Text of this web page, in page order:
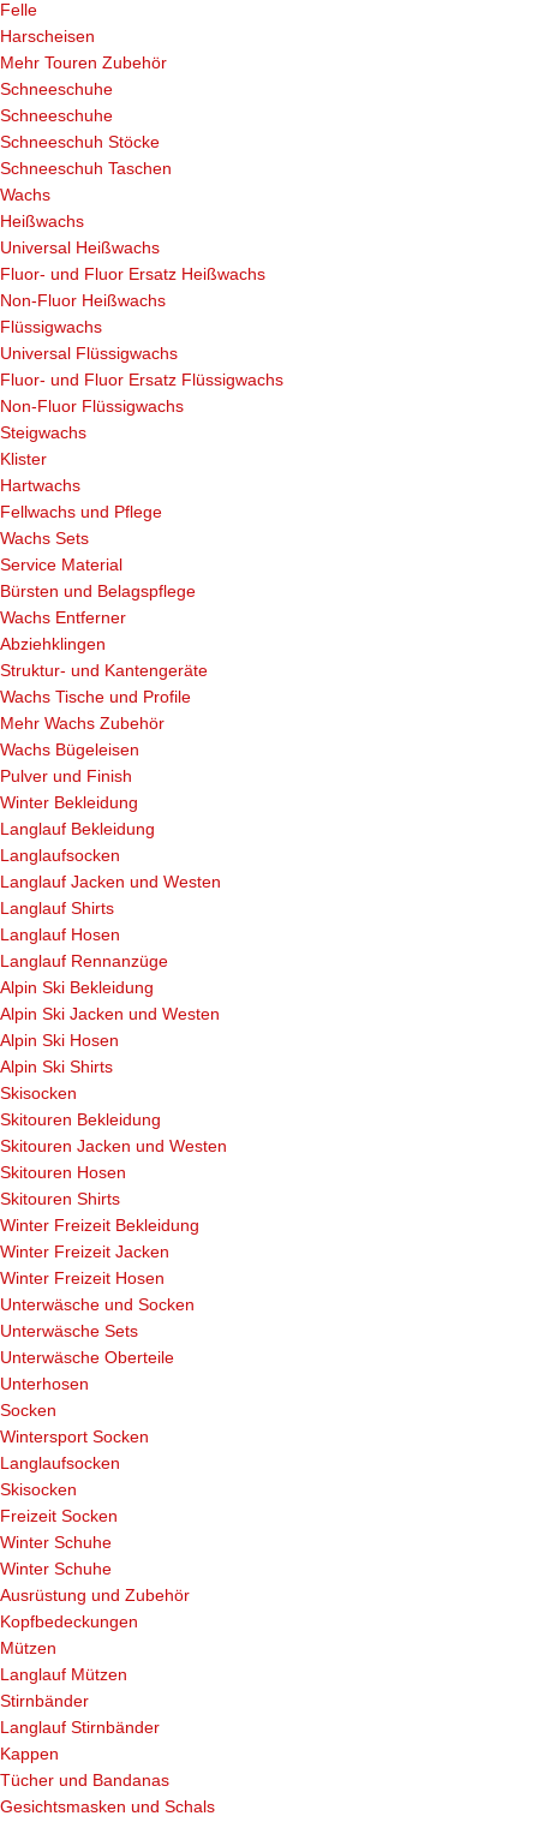
Felle
Harscheisen
Mehr Touren Zubehör
Schneeschuhe
Schneeschuhe
Schneeschuh Stöcke
Schneeschuh Taschen
Wachs
Heißwachs
Universal Heißwachs
Fluor- und Fluor Ersatz Heißwachs
Non-Fluor Heißwachs
Flüssigwachs
Universal Flüssigwachs
Fluor- und Fluor Ersatz Flüssigwachs
Non-Fluor Flüssigwachs
Steigwachs
Klister
Hartwachs
Fellwachs und Pflege
Wachs Sets
Service Material
Bürsten und Belagspflege
Wachs Entferner
Abziehklingen
Struktur- und Kantengeräte
Wachs Tische und Profile
Mehr Wachs Zubehör
Wachs Bügeleisen
Pulver und Finish
Winter Bekleidung
Langlauf Bekleidung
Langlaufsocken
Langlauf Jacken und Westen
Langlauf Shirts
Langlauf Hosen
Langlauf Rennanzüge
Alpin Ski Bekleidung
Alpin Ski Jacken und Westen
Alpin Ski Hosen
Alpin Ski Shirts
Skisocken
Skitouren Bekleidung
Skitouren Jacken und Westen
Skitouren Hosen
Skitouren Shirts
Winter Freizeit Bekleidung
Winter Freizeit Jacken
Winter Freizeit Hosen
Unterwäsche und Socken
Unterwäsche Sets
Unterwäsche Oberteile
Unterhosen
Socken
Wintersport Socken
Langlaufsocken
Skisocken
Freizeit Socken
Winter Schuhe
Winter Schuhe
Ausrüstung und Zubehör
Kopfbedeckungen
Mützen
Langlauf Mützen
Stirnbänder
Langlauf Stirnbänder
Kappen
Tücher und Bandanas
Gesichtsmasken und Schals